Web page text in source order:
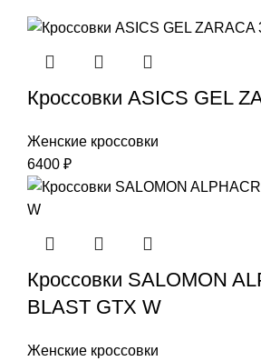
Кроссовки ASICS GEL
Женские кроссовки
6400 ₽
Кроссовки SALOMON
BLAST GTX W
Женские кроссовки